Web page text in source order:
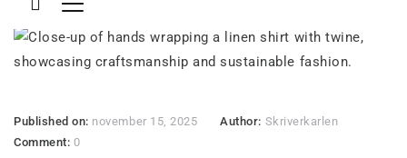
Published on: november 15, 2025 Author: Skriverkarlen
Comment: 0